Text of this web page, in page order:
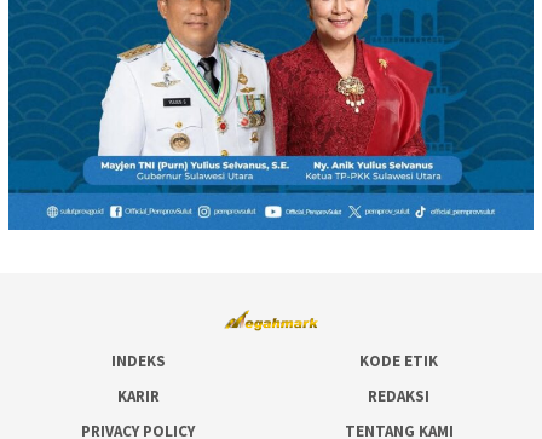
INDEKS
KODE ETIK
KARIR
REDAKSI
PRIVACY POLICY
TENTANG KAMI